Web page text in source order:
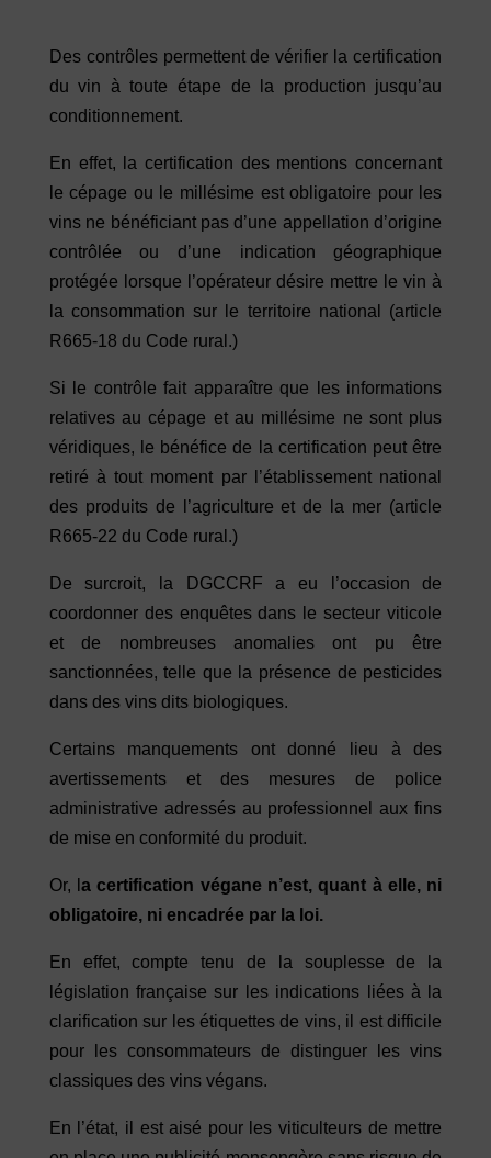
Des contrôles permettent de vérifier la certification
du vin à toute étape de la production jusqu’au
conditionnement.
En effet, la certification des mentions concernant
le cépage ou le millésime est obligatoire pour les
vins ne bénéficiant pas d’une appellation d’origine
contrôlée ou d’une indication géographique
protégée lorsque l’opérateur désire mettre le vin à
la consommation sur le territoire national (article
R665-18 du Code rural.)
Si le contrôle fait apparaître que les informations
relatives au cépage et au millésime ne sont plus
véridiques, le bénéfice de la certification peut être
retiré à tout moment par l’établissement national
des produits de l’agriculture et de la mer (article
R665-22 du Code rural.)
De surcroit, la DGCCRF a eu l’occasion de
coordonner des enquêtes dans le secteur viticole
et de nombreuses anomalies ont pu être
sanctionnées, telle que la présence de pesticides
dans des vins dits biologiques.
Certains manquements ont donné lieu à des
avertissements et des mesures de police
administrative adressés au professionnel aux fins
de mise en conformité du produit.
Or, la certification végane n’est, quant à elle, ni
obligatoire, ni encadrée par la loi.
En effet, compte tenu de la souplesse de la
législation française sur les indications liées à la
clarification sur les étiquettes de vins, il est difficile
pour les consommateurs de distinguer les vins
classiques des vins végans.
En l’état, il est aisé pour les viticulteurs de mettre